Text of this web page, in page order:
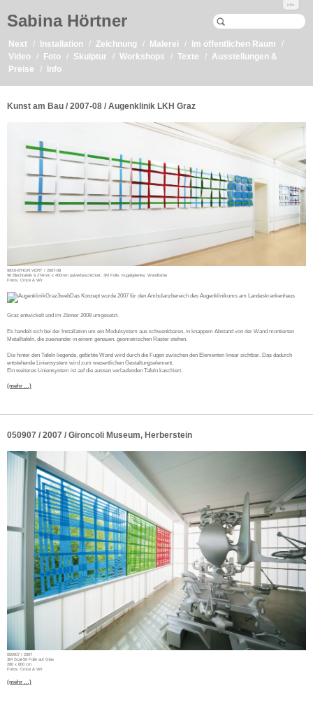
Sabina Hörtner
Info
Next Installation Zeichnung Malerei
Im öffentlichen Raum
Video
Foto Skulptur Workshops Texte
Ausstellungen &
Preise
Info
Kunst am Bau / 2007-08 / Augenklinik LKH Graz
96X0-8°HOR.VERT / 2007-08
96 Blechtafeln à 274mm x 400mm pulverbeschichtet, 3M Folie, Kugelgelenke, Wandfarbe
Fotos: Croce & Wir
Das Konzept wurde 2007 für den Ambulanzbereich des Augenklinikums am Landeskrankenhaus
Graz entwickelt und im Jänner 2008 umgesetzt.
Es handelt sich bei der Installation um ein Modulsystem aus schwenkbaren, in knappem Abstand von der Wand montierten
Metalltafeln, die zueinander in einem genauen, geometrischen Raster stehen.
Die hinter den Tafeln liegende, gefärbte Wand wird durch die Fugen zwischen den Elementen linear sichtbar. Das dadurch
entstehende Liniensystem wird zum wesentlichen Gestaltungselement.
Ein weiteres Liniensystem ist auf die aussen verlaufenden Tafeln kaschiert.
(mehr …)
050907 / 2007 / Gironcoli Museum, Herberstein
050907 / 2007
3M Scal-50 Folie auf Glas
280 x 800 cm
Fotos: Croce & Wir
(mehr …)